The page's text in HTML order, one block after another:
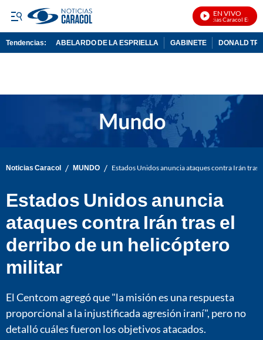
EN VIVO
Noticias Caracol En Vivo
Tendencias: ABELARDO DE LA ESPRIELLA GABINETE DONALD
Noticias Caracol / MUNDO / Estados Unidos anuncia ataques contra Irán
Estados Unidos anuncia
ataques contra Irán tras el
derribo de un helicóptero
militar
El Centcom agregó que "la misión es una respuesta
proporcional a la injustificada agresión iraní", pero no
detalló cuáles fueron los objetivos atacados.